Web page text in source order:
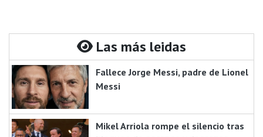
Las más leidas
Fallece Jorge Messi, padre de Lionel
Messi
Mikel Arriola rompe el silencio tras